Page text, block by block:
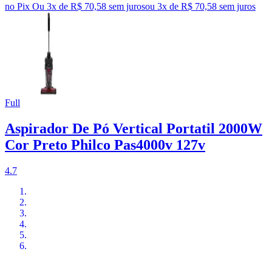
no Pix Ou 3x de R$ 70,58 sem jurosou 3x de R$ 70,58 sem juros
Full
Aspirador De Pó Vertical Portatil 2000W
Cor Preto Philco Pas4000v 127v
4.7